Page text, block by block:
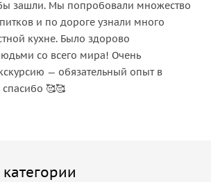
зашли. Мы попробовали множество
и по дороге узнали много
кухне. Было здорово
со всего мира! Очень
— обязательный опыт в
🥰🥰